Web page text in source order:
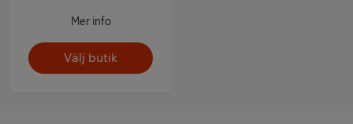
Mer info
Välj butik